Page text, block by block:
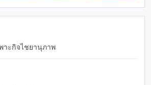
าะกิจไชยานุภาพ